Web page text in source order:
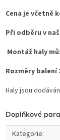
Cena je včetně
Při odběru v
Montáž haly
Rozměry balení
Haly jsou
Doplňkové
Kategorie: